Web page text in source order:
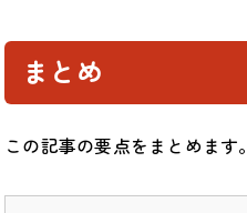
まとめ
この記事の要点をまとめます。